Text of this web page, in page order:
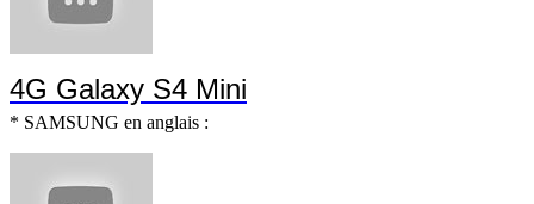
4G Galaxy S4 Mini
* SAMSUNG en anglais :